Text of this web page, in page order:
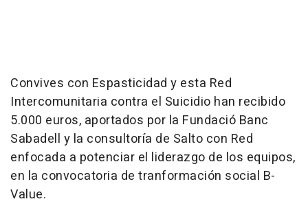
Convives con Espasticidad y esta Red
Intercomunitaria contra el Suicidio han recibido
5.000 euros, aportados por la Fundació Banc
Sabadell y la consultoría de Salto con Red
enfocada a potenciar el liderazgo de los equipos,
en la convocatoria de tranformación social B-
Value.